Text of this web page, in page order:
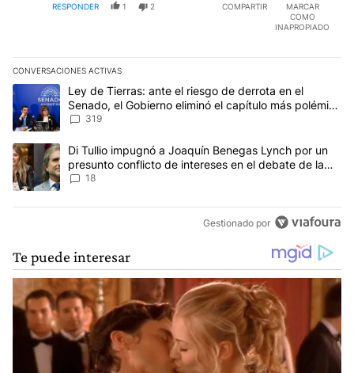
RESPONDER 1 2 COMPARTIR
MARCAR
COMO
INAPROPIADO
CONVERSACIONES ACTIVAS
Este listado muestra los artículos con más comentarios en los
Un artículo de tendencia con el título "Ley de Tierras: ante el
Ley de Tierras: ante el riesgo de derrota en el
Senado, el Gobierno eliminó el capítulo más polémico
del proyecto
319
Un artículo de tendencia con el título "Di Tullio impugnó a
Di Tullio impugnó a Joaquín Benegas Lynch por un
presunto conflicto de intereses en el debate de la
Ley de Tierras
18
Gestionado por